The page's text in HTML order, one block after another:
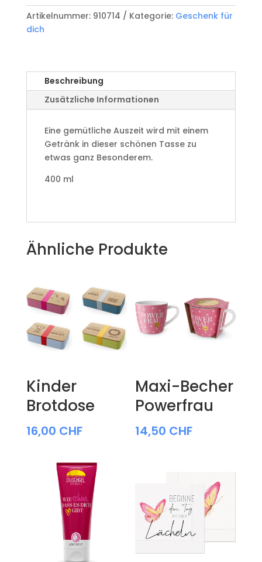
Freundin
Menge
Artikelnummer: 910714 Kategorie: Geschenk für
dich
Beschreibung
Zusätzliche Informationen
Eine gemütliche Auszeit wird mit einem
Getränk in dieser schönen Tasse zu
etwas ganz Besonderem.
400 ml
Ähnliche Produkte
Kinder
Brotdose
16,00 CHF
Maxi-Becher
Powerfrau
14,50 CHF